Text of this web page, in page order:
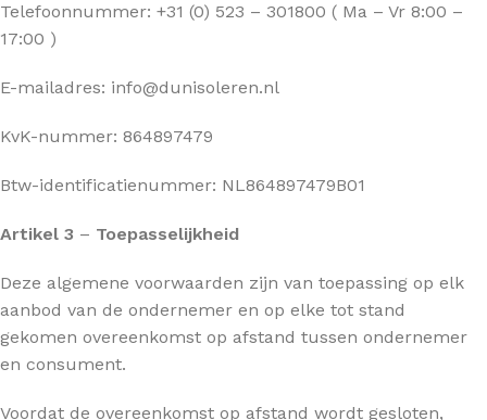
Telefoonnummer: +31 (0) 523 – 301800 ( Ma – Vr 8:00 –
17:00 )
E-mailadres: info@dunisoleren.nl
KvK-nummer: 864897479
Btw-identificatienummer: NL864897479B01
Artikel 3 – Toepasselijkheid
Deze algemene voorwaarden zijn van toepassing op elk
aanbod van de ondernemer en op elke tot stand
gekomen overeenkomst op afstand tussen ondernemer
en consument.
Voordat de overeenkomst op afstand wordt gesloten,